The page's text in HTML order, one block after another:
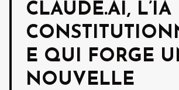
CLAUDE.AI, L’IA
E QUI FORGE
NOUVELLE